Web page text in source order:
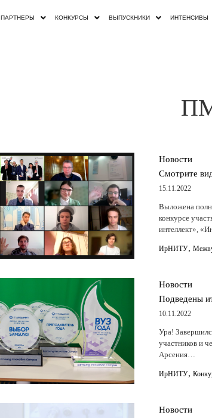
ПАРТНЕРЫ КОНКУРСЫ ВЫПУСКНИКИ ИНТЕНСИВЫ
Новости
Смотрите
15.11.2022
Выложена
конкурсе
интеллект»,
ИрНИТУ,
Новости
Подведены
10.11.2022
Ура!
участников и
Арсения…
ИрНИТУ,
Новости